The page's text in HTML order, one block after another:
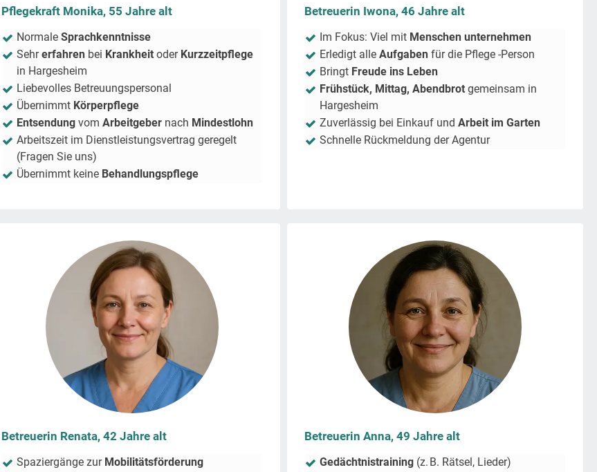
Pflegekraft Monika, 55 Jahre alt
Normale Sprachkenntnisse
Sehrerfahren bei Krankheit oder Kurzzeitpflege
in Hargesheim
Liebevolles Betreuungspersonal
Übernimmt Körperpflege
Entsendung vom Arbeitgeber nach Mindestlohn
Arbeitszeit im Dienstleistungsvertrag geregelt
(Fragen Sie uns)
Übernimmt keine Behandlungspflege
Betreuerin Iwona, 46 Jahre alt
Im Fokus: Viel mit Menschen unternehmen
Erledigt alle Aufgaben für die Pflege -Person
Bringt Freude ins Leben
Frühstück, Mittag, Abendbrot gemeinsam in
Hargesheim
Zuverlässig bei Einkauf und Arbeit im Garten
Schnelle Rückmeldung der Agentur
Betreuerin Renata, 42 Jahre alt
Spaziergänge zur Mobilitätsförderung
Betreuerin Anna, 49 Jahre alt
Gedächtnistraining (z. B. Rätsel, Lieder)